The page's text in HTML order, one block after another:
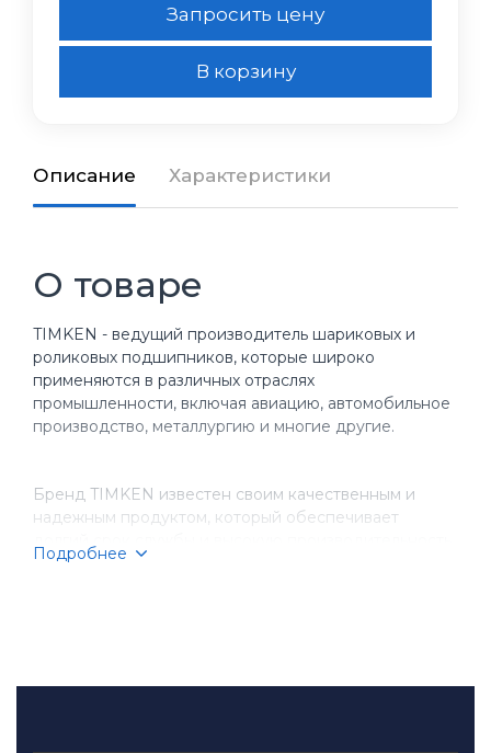
Запросить цену
В корзину
Описание Характеристики
О товаре
TIMKEN - ведущий производитель шариковых и
роликовых подшипников, которые широко
применяются в различных отраслях
промышленности, включая авиацию, автомобильное
производство, металлургию и многие другие.
Бренд TIMKEN известен своим качественным и
надежным продуктом, который обеспечивает
оборудования. Компания имеет более чем
Подробнее